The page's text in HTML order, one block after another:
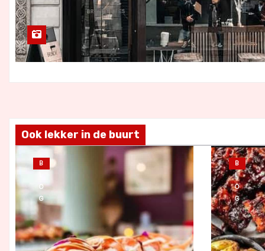
Ook lekker in de buurt
B
O
G
B
L
O
G